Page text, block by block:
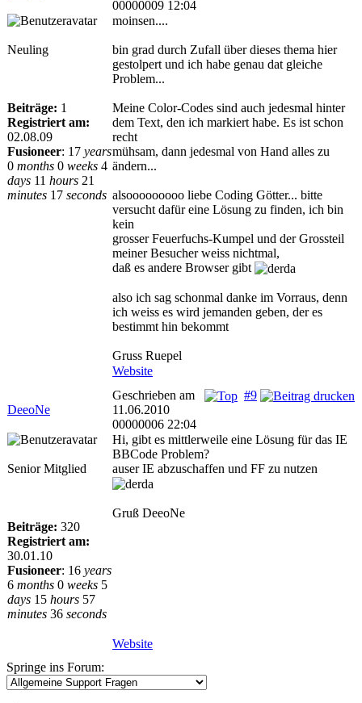
00000009 12:04
Neuling
Beiträge: 1
Registriert am:
02.08.09
Fusioneer: 17 years
0 months 0 weeks 4
days 11 hours 21
minutes 17 seconds
moinsen....
bin grad durch Zufall über dieses thema hier
gestolpert und ich habe genau dat gleiche
Problem...
Meine Color-Codes sind auch jedesmal hinter
dem Text, den ich markiert habe. Es ist schon
recht
mühsam, dann jedesmal von Hand alles zu
ändern...
alsooooooooo liebe Coding Götter... bitte
versucht dafür eine Lösung zu finden, ich bin
kein
grosser Feuerfuchs-Kumpel und der Grossteil
meiner Besucher weiss nichtmal,
daß es andere Browser gibt
also ich sag schonmal danke im Vorraus, denn
ich weiss es wird jemanden geben, der es
bestimmt hin bekommt
Gruss Ruepel
Website
DeeoNe
#9
Geschrieben am
11.06.2010
00000006 22:04
Senior Mitglied
Beiträge: 320
Registriert am:
30.01.10
Fusioneer: 16 years
6 months 0 weeks 5
days 15 hours 57
minutes 36 seconds
Hi, gibt es mittlerweile eine Lösung für das IE
BBCode Problem?
auser IE abzuschaffen und FF zu nutzen
Gruß DeeoNe
Website
Springe ins Forum: